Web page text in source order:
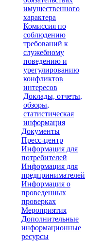
имущественного
характера
Комиссия по
соблюдению
требований к
служебному
поведению и
урегулированию
конфликтов
интересов
Доклады, отчеты,
обзоры,
статистическая
информация
Документы
Пресс-центр
Информация для
потребителей
Информация для
предпринимателей
Информация о
проведенных
проверках
Мероприятия
Дополнительные
информационные
ресурсы